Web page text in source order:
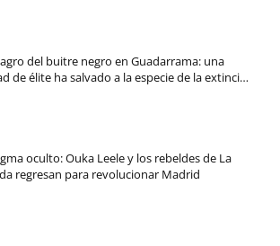
del buitre negro en Guadarrama: una
de élite ha salvado a la especie de la extinci…
oculto: Ouka Leele y los rebeldes de La
regresan para revolucionar Madrid